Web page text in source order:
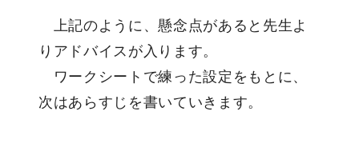
上記のように、懸念点があると先生よ
りアドバイスが入ります。
ワークシートで練った設定をもとに、
次はあらすじを書いていきます。